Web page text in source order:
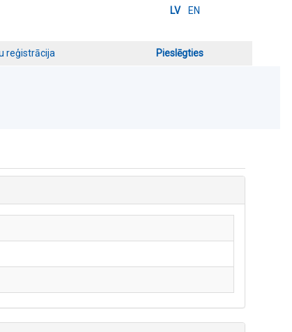
LV EN
reģistrācija Pieslēgties